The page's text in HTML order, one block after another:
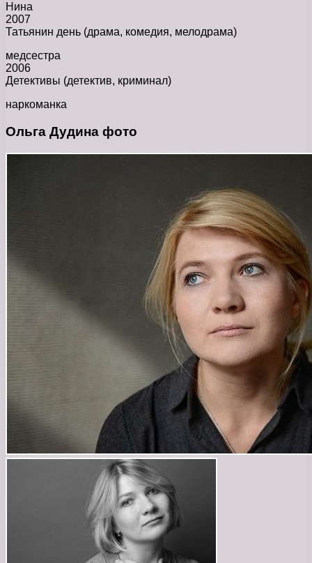
Нина
2007
Татьянин день (драма, комедия, мелодрама)
медсестра
2006
Детективы (детектив, криминал)
наркоманка
Ольга Дудина фото